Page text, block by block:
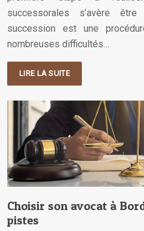
successorales s’avère
succession est une
nombreuses difficultés…
LIRE LA SUITE
Choisir son avocat à
pistes